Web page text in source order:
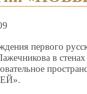
первого
в